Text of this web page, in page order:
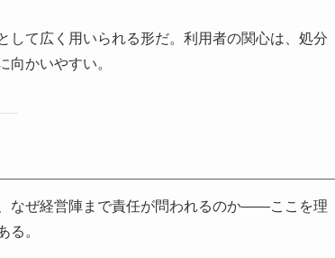
して広く用いられる形だ。利用者の関心は、処分
向かいやすい。
なぜ経営陣まで責任が問われるのか——ここを理
る。